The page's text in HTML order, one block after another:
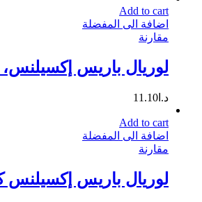
Add to cart
اضافة الى المفضلة
مقارنة
لوريال باريس إكسيلنس، 4.0 بني
د.ا 11.10
Add to cart
اضافة الى المفضلة
مقارنة
لوريال باريس إكسيلنس كريم 9 صبغة شعر أشقر